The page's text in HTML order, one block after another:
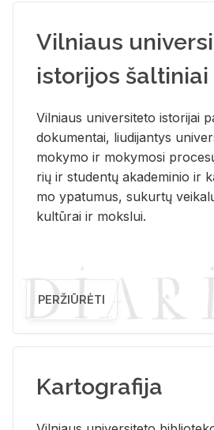
Vilniaus
istorijos šaltiniai
Vil­niaus uni­ver­si­te­to is­to­ri­jai
do­ku­men­tai, liu­di­jan­tys
mo­ky­mo ir mo­ky­mo­si
rių ir stu­den­tų aka­de­mi­nio ir
mo ypa­tu­mus, su­kur­tų
kul­tū­rai ir moks­lui.
PERŽIŪRĖTI
Kartografija